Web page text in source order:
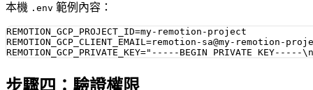
本機 .env 範例內容：
REMOTION_GCP_PROJECT_ID=my-remotion-project
REMOTION_GCP_CLIENT_EMAIL=remotion-sa@my-remotion-
步驟四：驗證權限